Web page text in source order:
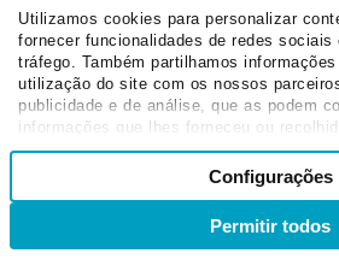
Utilizamos cookies para personalizar
fornecer funcionalidades de redes
tráfego. Também partilhamos
utilização do site com os nossos
publicidade e de análise, que as podem
informações que lhes forneceu ou
sua utilização dos respetivos serviços.
Seleção
consentimento
Preferências
Configurações
Permitir todos
Como Conectar um Chatbot ao
Rápido]